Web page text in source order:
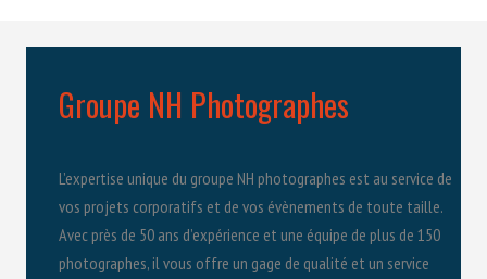
Groupe NH Photographes
L’expertise unique du groupe NH photographes est au service de
vos projets corporatifs et de vos évènements de toute taille.
Avec près de 50 ans d’expérience et une équipe de plus de 150
photographes, il vous offre un gage de qualité et un service